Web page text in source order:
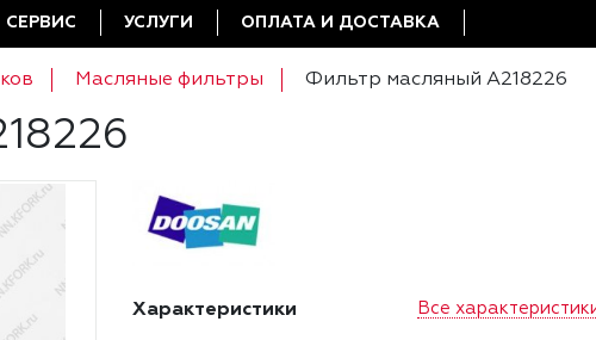
СЕРВИС УСЛУГИ ОПЛАТА И ДОСТАВКА
Масляные фильтры Фильтр масляный A218226
Характеристики Все